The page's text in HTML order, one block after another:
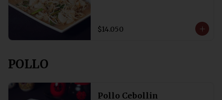
$14.050
POLLO
Pollo Cebollin